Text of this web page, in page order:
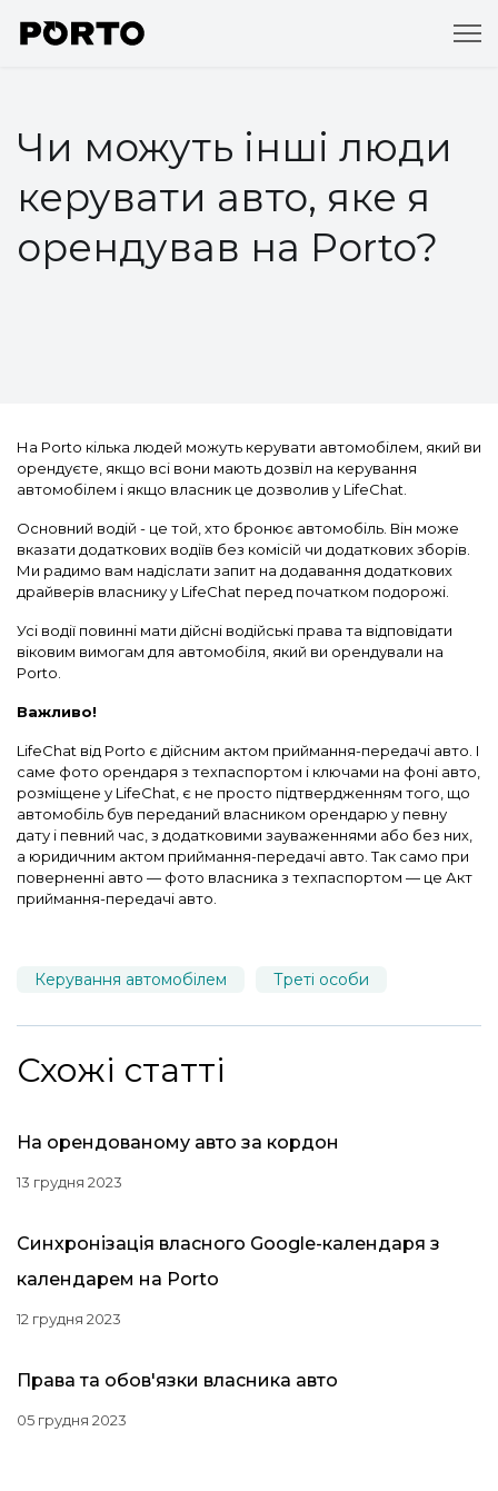
Чи можуть інші люди
керувати авто, яке я
орендував на Porto?
На Porto кілька людей можуть керувати автомобілем, який ви
орендуєте, якщо всі вони мають дозвіл на керування
автомобілем і якщо власник це дозволив у LifeChat.
Основний водій - це той, хто бронює автомобіль. Він може
вказати додаткових водіїв без комісій чи додаткових зборів.
Ми радимо вам надіслати запит на додавання додаткових
драйверів власнику у LifeChat перед початком подорожі.
Усі водії повинні мати дійсні водійські права та відповідати
віковим вимогам для автомобіля, який ви орендували на
Porto.
Важливо!
LifeChat від Porto є дійсним актом приймання-передачі авто. І
саме фото орендаря з техпаспортом і ключами на фоні авто,
розміщене у LifeChat, є не просто підтвердженням того, що
автомобіль був переданий власником орендарю у певну
дату і певний час, з додатковими зауваженнями або без них,
а юридичним актом приймання-передачі авто. Так само при
поверненні авто — фото власника з техпаспортом — це Акт
приймання-передачі авто.
Керування автомобілем Треті особи
Схожі статті
На орендованому авто за кордон
13 грудня 2023
Синхронізація власного Google-календаря з
календарем на Porto
12 грудня 2023
Права та обов'язки власника авто
05 грудня 2023